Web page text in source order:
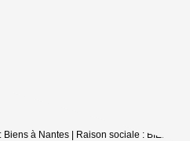
à Nantes | Raison sociale : BIENS